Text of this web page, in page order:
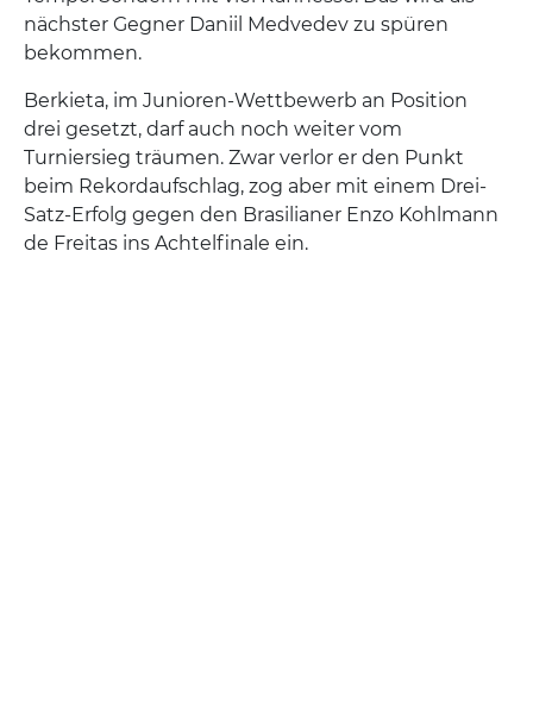
nächster Gegner Daniil Medvedev zu spüren
bekommen.
Berkieta, im Junioren-Wettbewerb an Position
drei gesetzt, darf auch noch weiter vom
Turniersieg träumen. Zwar verlor er den Punkt
beim Rekordaufschlag, zog aber mit einem Drei-
Satz-Erfolg gegen den Brasilianer Enzo Kohlmann
de Freitas ins Achtelfinale ein.